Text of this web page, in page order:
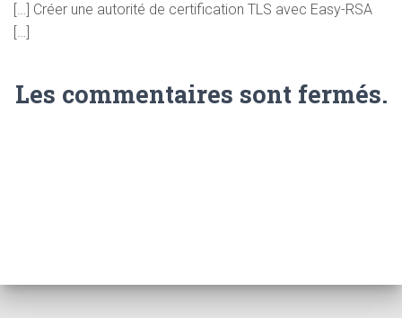
[…] Créer une autorité de certification TLS avec Easy-RSA
[…]
Les commentaires sont fermés.